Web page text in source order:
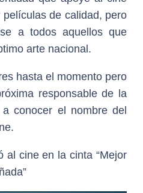
de calidad, pero
a todos aquellos que
arte nacional.
hasta el momento pero
responsable de la
conocer el nombre del
al cine en la cinta “Mejor